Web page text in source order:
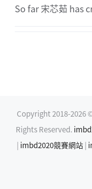
So far 宋芯茹 has
Copyright 2018-2026
Rights Reserved.
| imbd2020競賽網站|